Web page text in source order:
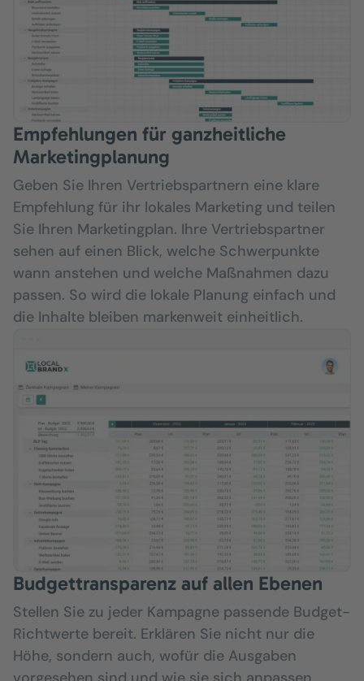
Empfehlungen für ganzheitliche
Marketingplanung
Geben Sie Ihren Vertriebspartnern eine klare
Empfehlung für ihr lokales Marketing und teilen
Sie Ihren Marketingplan. Ihre Vertriebspartner
sehen auf einen Blick, welche Schwerpunkte
wann anstehen und welche Maßnahmen dazu
passen. So wird die lokale Planung einfach und
die Inhalte bleiben markenweit einheitlich.
Budgettransparenz auf allen Ebenen
Stellen Sie zu jeder Kampagne passende Budget-
Richtwerte bereit. Erklären Sie nicht nur die
Höhe, sondern auch, wofür die Ausgaben